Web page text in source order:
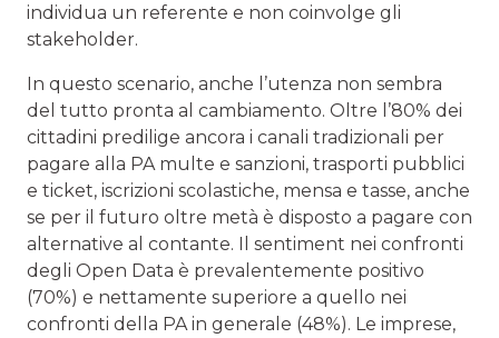
individua un referente e non coinvolge gli
stakeholder.
In questo scenario, anche l’utenza non sembra
del tutto pronta al cambiamento. Oltre l’80% dei
cittadini predilige ancora i canali tradizionali per
pagare alla PA multe e sanzioni, trasporti pubblici
e ticket, iscrizioni scolastiche, mensa e tasse, anche
se per il futuro oltre metà è disposto a pagare con
alternative al contante. Il sentiment nei confronti
degli Open Data è prevalentemente positivo
(70%) e nettamente superiore a quello nei
confronti della PA in generale (48%). Le imprese,